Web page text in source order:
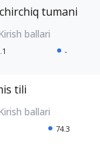
tumani
-
tili
74.3